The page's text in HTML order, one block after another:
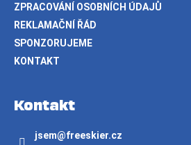
ZPRACOVÁNÍ OSOBNÍCH ÚDAJŮ
REKLAMAČNÍ ŘÁD
SPONZORUJEME
KONTAKT
Kontakt
jsem@freeskier.cz